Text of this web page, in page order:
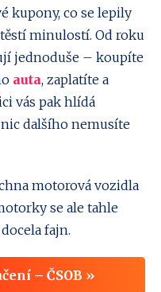
kupony, co se lepily
minulostí. Od roku
jednoduše – koupíte
auta, zaplatíte a
vás pak hlídá
dalšího nemusíte
motorová vozidla
se ale tahle
fajn.
– ČSOB »